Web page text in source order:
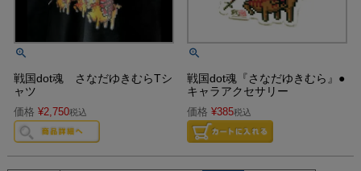
戦国dot魂 さなだゆきむらTシ
ャツ
価格 ¥2,750税込
戦国dot魂『さなだゆきむら』●
キャラアクセサリー
価格 ¥385税込